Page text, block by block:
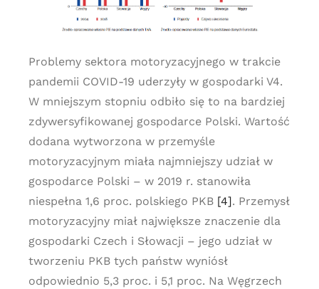
Problemy sektora motoryzacyjnego w trakcie
pandemii COVID-19 uderzyły w gospodarki V4.
W mniejszym stopniu odbiło się to na bardziej
zdywersyfikowanej gospodarce Polski. Wartość
dodana wytworzona w przemyśle
motoryzacyjnym miała najmniejszy udział w
gospodarce Polski – w 2019 r. stanowiła
niespełna 1,6 proc. polskiego PKB [4]. Przemysł
motoryzacyjny miał największe znaczenie dla
gospodarki Czech i Słowacji – jego udział w
tworzeniu PKB tych państw wyniósł
odpowiednio 5,3 proc. i 5,1 proc. Na Węgrzech